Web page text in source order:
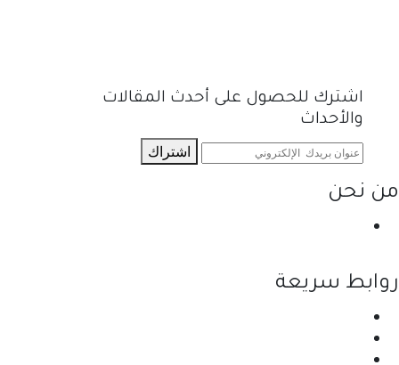
اشترك للحصول على أحدث المقالات
والأحداث
اشتراك
من نحن
روابط سريعة